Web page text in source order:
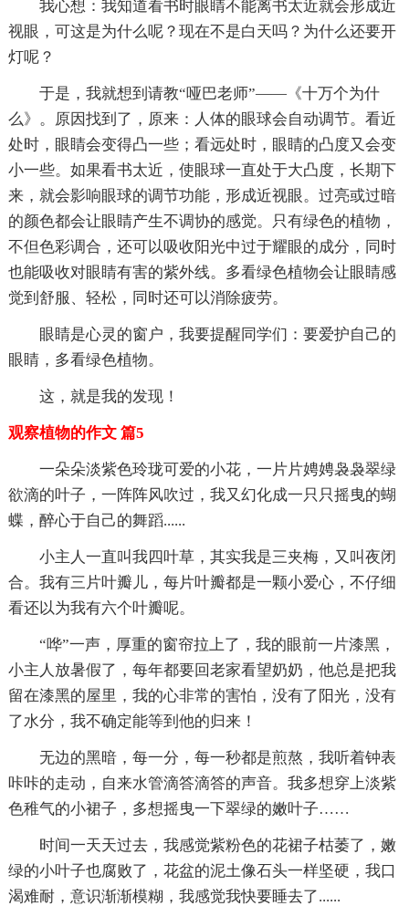
我心想：我知道看书时眼睛不能离书太近就会形成近
视眼，可这是为什么呢？现在不是白天吗？为什么还要开
灯呢？
于是，我就想到请教“哑巴老师”——《十万个为什
么》。原因找到了，原来：人体的眼球会自动调节。看近
处时，眼睛会变得凸一些；看远处时，眼睛的凸度又会变
小一些。如果看书太近，使眼球一直处于大凸度，长期下
来，就会影响眼球的调节功能，形成近视眼。过亮或过暗
的颜色都会让眼睛产生不调协的感觉。只有绿色的植物，
不但色彩调合，还可以吸收阳光中过于耀眼的成分，同时
也能吸收对眼睛有害的紫外线。多看绿色植物会让眼睛感
觉到舒服、轻松，同时还可以消除疲劳。
眼睛是心灵的窗户，我要提醒同学们：要爱护自己的
眼睛，多看绿色植物。
这，就是我的发现！
观察植物的作文 篇5
一朵朵淡紫色玲珑可爱的小花，一片片娉娉袅袅翠绿
欲滴的叶子，一阵阵风吹过，我又幻化成一只只摇曳的蝴
蝶，醉心于自己的舞蹈......
小主人一直叫我四叶草，其实我是三夹梅，又叫夜闭
合。我有三片叶瓣儿，每片叶瓣都是一颗小爱心，不仔细
看还以为我有六个叶瓣呢。
“哗”一声，厚重的窗帘拉上了，我的眼前一片漆黑，
小主人放暑假了，每年都要回老家看望奶奶，他总是把我
留在漆黑的屋里，我的心非常的害怕，没有了阳光，没有
了水分，我不确定能等到他的归来！
无边的黑暗，每一分，每一秒都是煎熬，我听着钟表
咔咔的走动，自来水管滴答滴答的声音。我多想穿上淡紫
色稚气的小裙子，多想摇曳一下翠绿的嫩叶子……
时间一天天过去，我感觉紫粉色的花裙子枯萎了，嫩
绿的小叶子也腐败了，花盆的泥土像石头一样坚硬，我口
渴难耐，意识渐渐模糊，我感觉我快要睡去了......